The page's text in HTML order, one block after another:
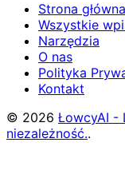
Strona główna
Wszystkie
Narzędzia
O nas
Polityka
Kontakt
© 2026 ŁowcyAI -
niezależność..